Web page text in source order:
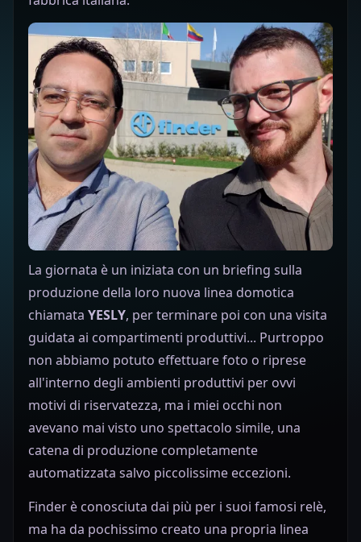
La giornata è un iniziata con un briefing sulla
produzione della loro nuova linea domotica
chiamata YESLY, per terminare poi con una visita
guidata ai compartimenti produttivi... Purtroppo
non abbiamo potuto effettuare foto o riprese
all'interno degli ambienti produttivi per ovvi
motivi di riservatezza, ma i miei occhi non
avevano mai visto uno spettacolo simile, una
catena di produzione completamente
automatizzata salvo piccolissime eccezioni.
Finder è conosciuta dai più per i suoi famosi relè,
ma ha da pochissimo creato una propria linea